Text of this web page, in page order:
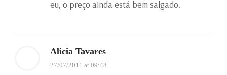
eu, o preço ainda está bem salgado.
Alicia Tavares
27/07/2011 at 09:48